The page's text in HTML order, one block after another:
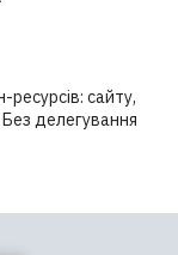
сайту,
делегування